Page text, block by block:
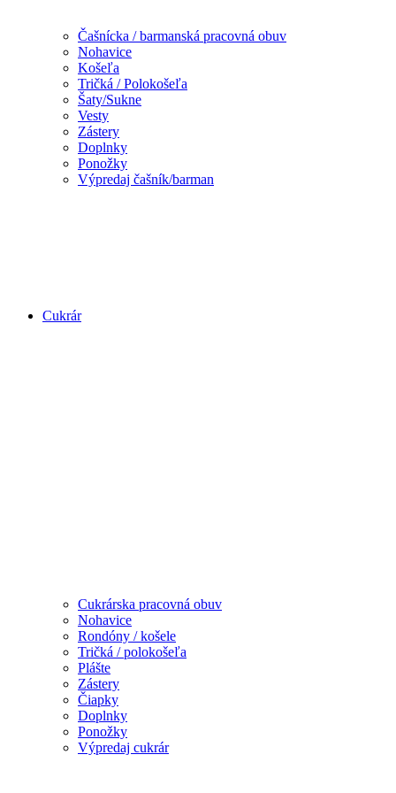
Čašnícka / barmanská pracovná obuv
Nohavice
Košeľa
Tričká / Polokošeľa
Šaty/Sukne
Vesty
Zástery
Doplnky
Ponožky
Výpredaj čašník/barman
Cukrár
Cukrárska pracovná obuv
Nohavice
Rondóny / košele
Tričká / polokošeľa
Plášte
Zástery
Čiapky
Doplnky
Ponožky
Výpredaj cukrár